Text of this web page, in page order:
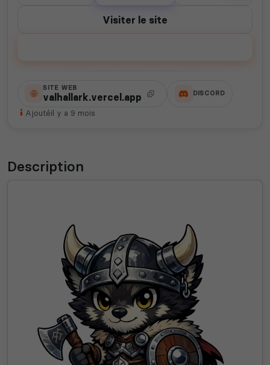
Visiter le site
SITE WEB
valhallark.vercel.app DISCORD
Ajoutéil y a 9 mois
Description